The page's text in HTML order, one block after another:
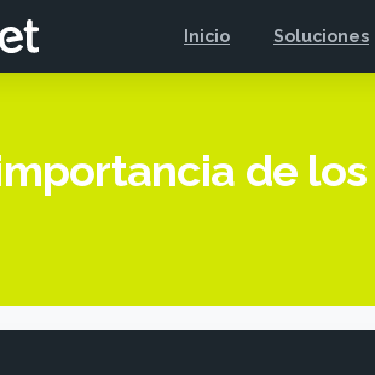
Inicio Soluciones
de